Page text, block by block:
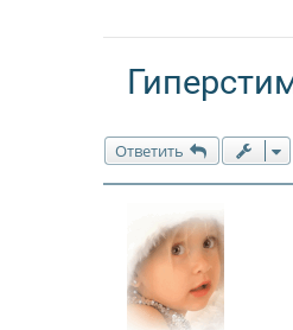
Ответить